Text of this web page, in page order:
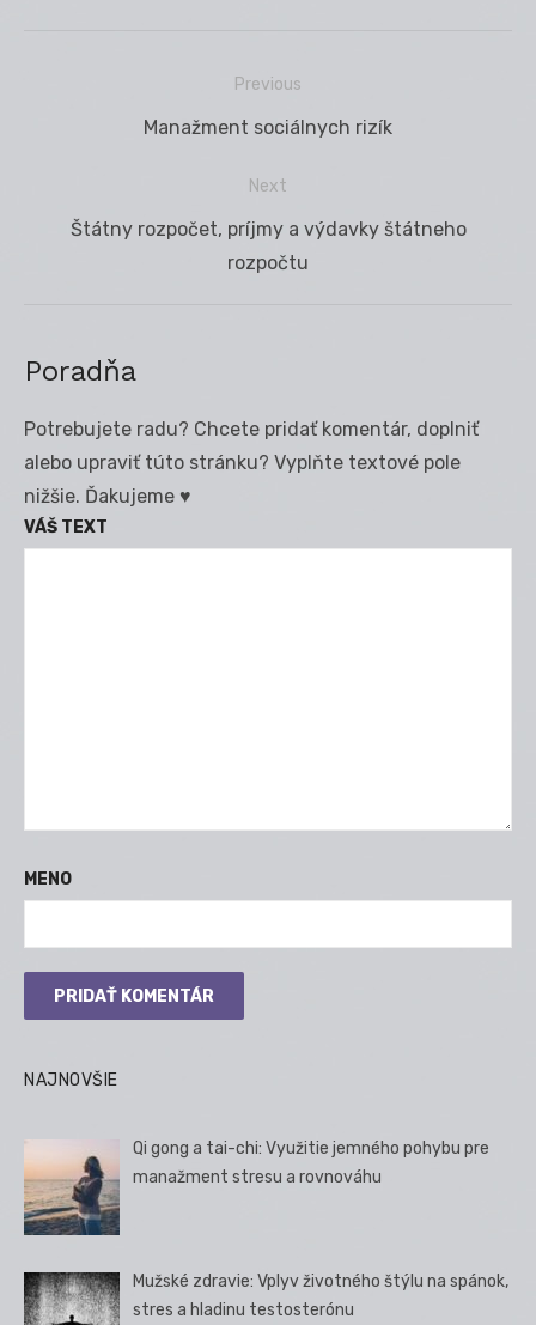
Previous
Previous
Manažment sociálnych rizík
Next
NextŠtátny rozpočet, príjmy a výdavky štátneho
rozpočtu
Poradňa
Potrebujete radu? Chcete pridať komentár, doplniť
alebo upraviť túto stránku? Vyplňte textové pole
nižšie. Ďakujeme ♥
VÁŠ TEXT
MENO
NAJNOVŠIE
Qi gong a tai-chi: Využitie jemného pohybu pre
manažment stresu a rovnováhu
Mužské zdravie: Vplyv životného štýlu na spánok,
stres a hladinu testosterónu